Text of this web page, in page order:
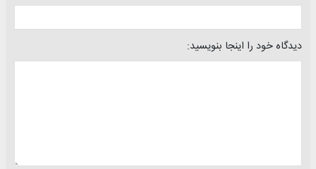
دیدگاه خود را اینجا بنویسید: